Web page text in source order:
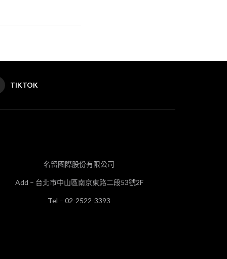
TIKTOK
名留國際股份有限公司
Add – 台北市中山區南京東路二段53號2F
Tel – 02-2522-3393